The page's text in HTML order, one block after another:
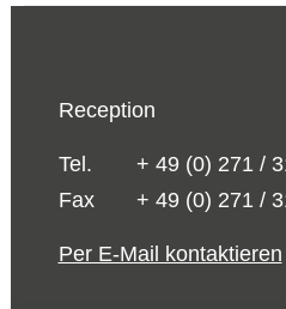
Reception
Tel.
+ 49 (0) 271 /
Fax
+ 49 (0) 271 /
Per E-Mail kontaktieren